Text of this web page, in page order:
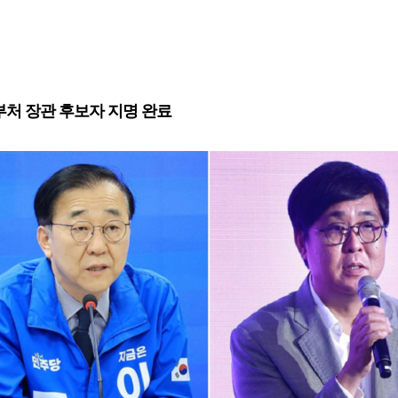
처 장관 후보자 지명 완료